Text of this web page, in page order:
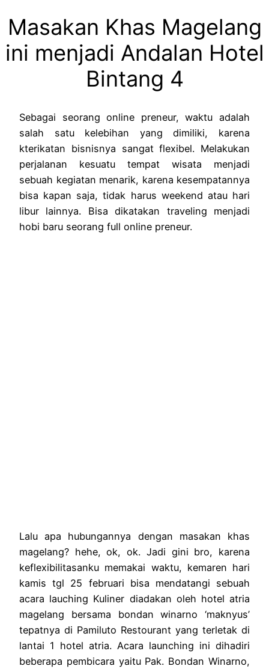
Masakan Khas Magelang
ini menjadi Andalan Hotel
Bintang 4
Sebagai seorang online preneur, waktu adalah
salah satu kelebihan yang dimiliki, karena
kterikatan bisnisnya sangat flexibel. Melakukan
perjalanan kesuatu tempat wisata menjadi
sebuah kegiatan menarik, karena kesempatannya
bisa kapan saja, tidak harus weekend atau hari
libur lainnya. Bisa dikatakan traveling menjadi
hobi baru seorang full online preneur.
Lalu apa hubungannya dengan masakan khas
magelang? hehe, ok, ok. Jadi gini bro, karena
keflexibilitasanku memakai waktu, kemaren hari
kamis tgl 25 februari bisa mendatangi sebuah
acara lauching Kuliner diadakan oleh hotel atria
magelang bersama bondan winarno ‘maknyus’
tepatnya di Pamiluto Restourant yang terletak di
lantai 1 hotel atria. Acara launching ini dihadiri
beberapa pembicara yaitu Pak. Bondan Winarno,